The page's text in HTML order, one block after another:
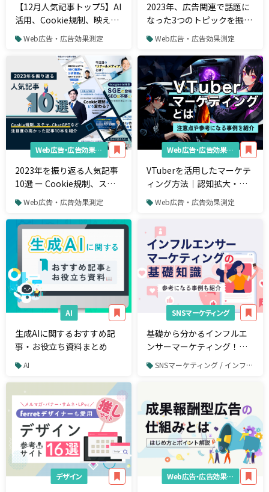
【12月人気記事トップ5】AI
活用、Cookie規制、映えな
いSNS「BeReal」など
Web広告・広告効果測定
2023年、広告関連で話題に
なった3つのトピックを振り
返る ― 生成AI、Cookie規
Web広告・広告効果測定
Web広告・広告効果測定
2023年を振り返る人気記事
10選 ー Cookie規制、ステ
マ、ChatGPTなど
Web広告・広告効果測定
Web広告・広告効果測定
VTuberを活用したマーケテ
ィング方法｜認知拡大・販
促の事例も紹介
Web広告・広告効果測定
AI
生成AIに関するおすすめ記
事・お役立ち資料まとめ
AI
SNSマーケティング
基礎から分かるインフルエ
ンサーマーケティング！メ
リットや注意点、企業事例
SNSマーケティング / インフルエンサーマーケティング
デザイン Web広告・広告効果測定